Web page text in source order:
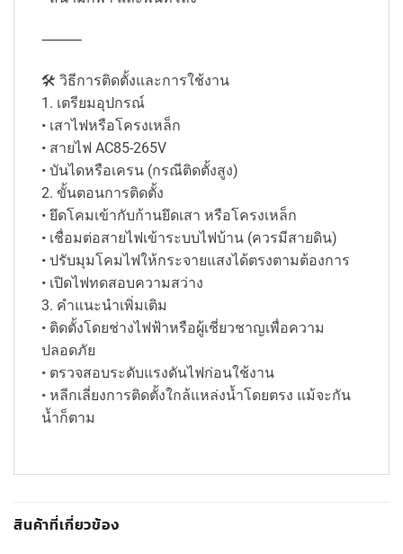
⸻
🛠 วิธีการติดตั้งและการใช้งาน
1. เตรียมอุปกรณ์
• เสาไฟหรือโครงเหล็ก
• สายไฟ AC85-265V
• บันไดหรือเครน (กรณีติดตั้งสูง)
2. ขั้นตอนการติดตั้ง
• ยึดโคมเข้ากับก้านยึดเสา หรือโครงเหล็ก
• เชื่อมต่อสายไฟเข้าระบบไฟบ้าน (ควรมีสายดิน)
• ปรับมุมโคมไฟให้กระจายแสงได้ตรงตามต้องการ
• เปิดไฟทดสอบความสว่าง
3. คำแนะนำเพิ่มเติม
• ติดตั้งโดยช่างไฟฟ้าหรือผู้เชี่ยวชาญเพื่อความ
ปลอดภัย
• ตรวจสอบระดับแรงดันไฟก่อนใช้งาน
• หลีกเลี่ยงการติดตั้งใกล้แหล่งน้ำโดยตรง แม้จะกัน
น้ำก็ตาม
สินค้าที่เกี่ยวข้อง